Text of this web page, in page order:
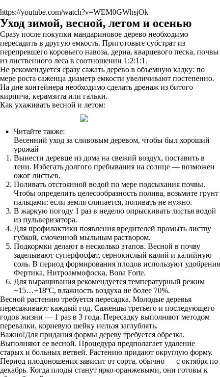
https://youtube.com/watch?v=WEM0GWhsjOk
Уход зимой, весной, летом и осенью
Сразу после покупки мандариновое дерево необходимо
пересадить в другую емкость. Приготовьте субстрат из
перепревшего коровьего навоза, дерна, кварцевого песка, почвы
из лиственного леса в соотношении 1:2:1:1.
Не рекомендуется сразу сажать дерево в объемную кадку: по
мере роста саженца диаметр емкости увеличивают постепенно.
На дне контейнера необходимо сделать дренаж из битого
кирпича, керамзита или гальки.
Как ухаживать весной и летом:
Читайте также:
Весенний уход за сливовым деревом, чтобы был хороший
урожай
Вынести деревце из дома на свежий воздух, поставить в
тени. Избегать долгого пребывания на солнце — возможен
ожог листьев.
Поливать отстоянной водой по мере подсыхания почвы.
Чтобы определить целесообразность полива, возьмите грунт
пальцами: если земля слипается, поливать не нужно.
В жаркую погоду 1 раз в неделю опрыскивать листья водой
из пульверизатора.
Для профилактики появления вредителей промыть листву
губкой, смоченной мыльным раствором.
Подкормки делают в несколько этапов. Весной в почву
заделывают суперфосфат, сернокислый калий и калийную
соль. В период формирования плодов используют удобрения
Фертика, Нитроаммофоска, Bona Forte.
Для выращивания рекомендуется температурный режим
+15…+18ºС, влажность воздуха не более 70%.
Весной растению требуется пересадка. Молодые деревья
пересаживают каждый год. Саженцы третьего и последующего
годов жизни — 1 раз в 3 года. Пересадку выполняют методом
перевалки, корневую шейку нельзя заглублять.
Важно!Для придания формы дереву требуется обрезка.
Выполняют ее весной. Процедура предполагает удаление
старых и больных ветвей. Растению придают округлую форму.
Период плодоношения зависит от сорта, обычно — с октября по
декабрь. Когда плоды станут ярко-оранжевыми, они готовы к